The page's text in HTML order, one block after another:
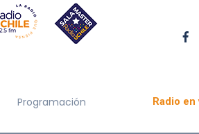
Programación Radio en